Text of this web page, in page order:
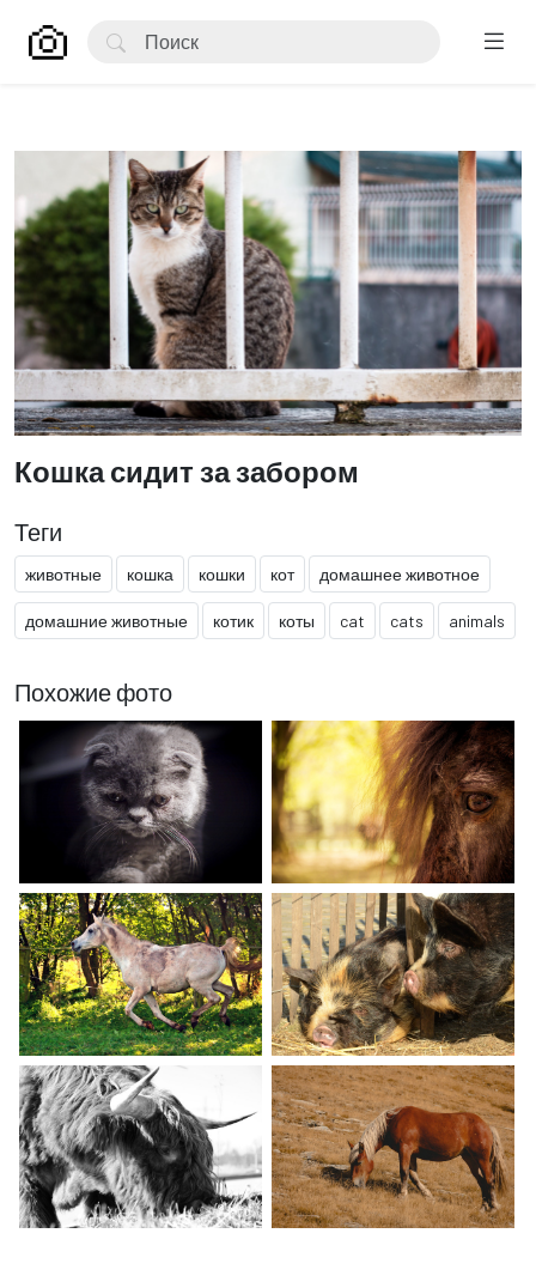
Кошка сидит за забором
Теги
животные кошка кошки кот домашнее животное
домашние животные котик коты cat cats animals
Похожие фото